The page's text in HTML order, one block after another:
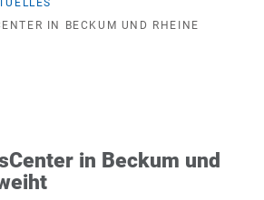
IN BECKUM UND RHEINE
in Beckum und